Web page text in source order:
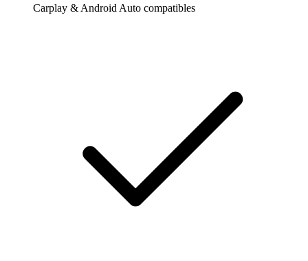
Carplay & Android Auto compatibles